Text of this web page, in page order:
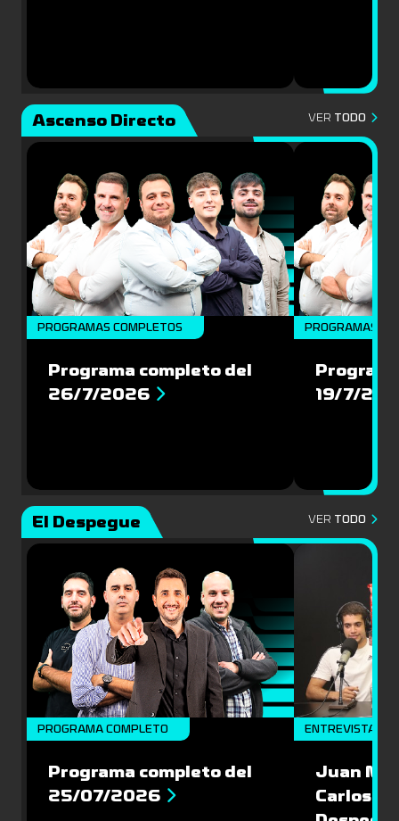
Ascenso Directo VER TODO
PROGRAMAS COMPLETOS
Programa completo del
26/7/2026
PROGRAMAS
19/7/
El Despegue VER TODO
PROGRAMA COMPLETO
Programa completo del
25/07/2026
ENTREVISTAS
Juan
Carlos